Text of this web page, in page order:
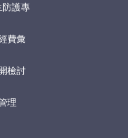
護專
費彙
檢討
理